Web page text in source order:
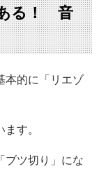
る！ 音
本的に「リエゾ
す。
ブツ切り」にな